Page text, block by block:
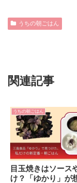
うちの朝ごはん
関連記事
うちの朝ごはん
目玉焼きはソース
け？「ゆかり」が